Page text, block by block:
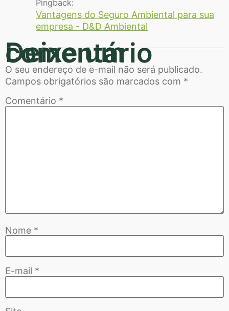
Pingback:
Vantagens do Seguro Ambiental para sua
empresa - D&D Ambiental
Deixe um comentário
O seu endereço de e-mail não será publicado.
Campos obrigatórios são marcados com *
Comentário *
Nome *
E-mail *